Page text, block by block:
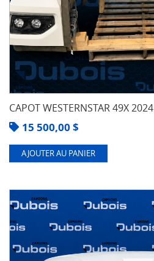
CAPOT WESTERNSTAR 49X 2024
15 500,00 $
AJOUTER AU PANIER